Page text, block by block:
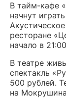
В тайм-кафе
начнут
ресторане
начало в 21:00
В театре
спектакль
500 рублей.
на